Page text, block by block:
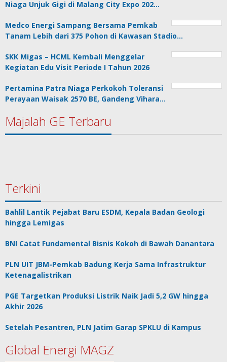
Niaga Unjuk Gigi di Malang City Expo 202…
Medco Energi Sampang Bersama Pemkab
Tanam Lebih dari 375 Pohon di Kawasan Stadio…
SKK Migas – HCML Kembali Menggelar
Kegiatan Edu Visit Periode I Tahun 2026
Pertamina Patra Niaga Perkokoh Toleransi
Perayaan Waisak 2570 BE, Gandeng Vihara…
Majalah GE Terbaru
Terkini
Bahlil Lantik Pejabat Baru ESDM, Kepala Badan Geologi
hingga Lemigas
BNI Catat Fundamental Bisnis Kokoh di Bawah Danantara
PLN UIT JBM-Pemkab Badung Kerja Sama Infrastruktur
Ketenagalistrikan
PGE Targetkan Produksi Listrik Naik Jadi 5,2 GW hingga
Akhir 2026
Setelah Pesantren, PLN Jatim Garap SPKLU di Kampus
Global Energi MAGZ